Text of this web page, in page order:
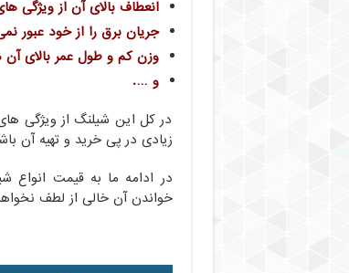
انعطاف بالای آن از ویژگی
جریان برق را از خود عبور
وزن کم و طول عمر بالای
و ….
در کل این شیلنگ از ویژگی
زیادی در پی خرید و تهیه آن
در ادامه ما به قیمت
خواندن آن خالی از لطف